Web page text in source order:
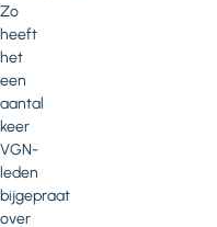
Zo
heeft
het
een
aantal
keer
VGN-
leden
bijgepraat
over